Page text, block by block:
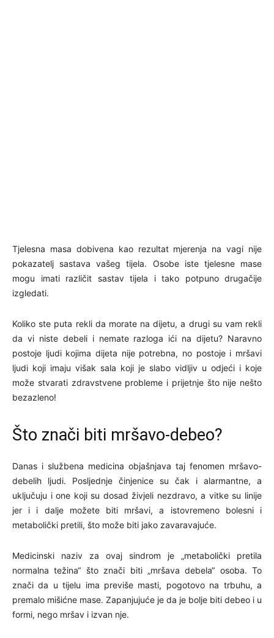
Tjelesna masa dobivena kao rezultat mjerenja na vagi nije
pokazatelj sastava vašeg tijela. Osobe iste tjelesne mase
mogu imati različit sastav tijela i tako potpuno drugačije
izgledati.
Koliko ste puta rekli da morate na dijetu, a drugi su vam rekli
da vi niste debeli i nemate razloga ići na dijetu? Naravno
postoje ljudi kojima dijeta nije potrebna, no postoje i mršavi
ljudi koji imaju višak sala koji je slabo vidljiv u odjeći i koje
može stvarati zdravstvene probleme i prijetnje što nije nešto
bezazleno!
Što znači biti mršavo-debeo?
Danas i službena medicina objašnjava taj fenomen mršavo-
debelih ljudi. Posljednje činjenice su čak i alarmantne, a
uključuju i one koji su dosad živjeli nezdravo, a vitke su linije
jer i i dalje možete biti mršavi, a istovremeno bolesni i
metabolički pretili, što može biti jako zavaravajuće.
Medicinski naziv za ovaj sindrom je „metabolički pretila
normalna težina“ što znači biti „mršava debela“ osoba. To
znači da u tijelu ima previše masti, pogotovo na trbuhu, a
premalo mišićne mase. Zapanjujuće je da je bolje biti debeo i u
formi, nego mršav i izvan nje.